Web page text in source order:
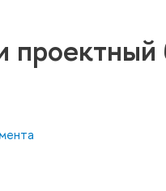
проектный